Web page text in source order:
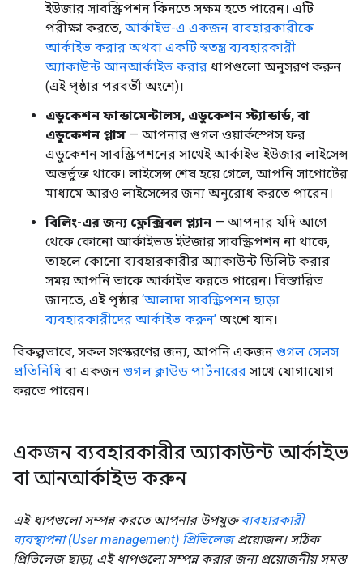
ইউজার সাবস্ক্রিপশন কিনতে সক্ষম হতে পারেন। এটি
পরীক্ষা করতে, আর্কাইভ-এ একজন ব্যবহারকারীকে
আর্কাইভ করার অথবা একটি স্বতন্ত্র ব্যবহারকারী
অ্যাকাউন্ট আনআর্কাইভ করার ধাপগুলো অনুসরণ করুন
(এই পৃষ্ঠার পরবর্তী অংশে)।
এডুকেশন ফান্ডামেন্টালস, এডুকেশন স্ট্যান্ডার্ড, বা
এডুকেশন প্লাস — আপনার গুগল ওয়ার্কস্পেস ফর
এডুকেশন সাবস্ক্রিপশনের সাথেই আর্কাইভ ইউজার লাইসেন্স
অন্তর্ভুক্ত থাকে। লাইসেন্স শেষ হয়ে গেলে, আপনি সাপোর্টের
মাধ্যমে আরও লাইসেন্সের জন্য অনুরোধ করতে পারেন।
বিলিং-এর জন্য ফ্লেক্সিবল প্ল্যান — আপনার যদি আগে
থেকে কোনো আর্কাইভড ইউজার সাবস্ক্রিপশন না থাকে,
তাহলে কোনো ব্যবহারকারীর অ্যাকাউন্ট ডিলিট করার
সময় আপনি তাকে আর্কাইভ করতে পারেন। বিস্তারিত
জানতে, এই পৃষ্ঠার ‘আলাদা সাবস্ক্রিপশন ছাড়া
ব্যবহারকারীদের আর্কাইভ করুন’ অংশে যান।
বিকল্পভাবে, সকল সংস্করণের জন্য, আপনি একজন গুগল সেলস
প্রতিনিধি বা একজন গুগল ক্লাউড পার্টনারের সাথে যোগাযোগ
করতে পারেন।
একজন ব্যবহারকারীর অ্যাকাউন্ট আর্কাইভ
বা আনআর্কাইভ করুন
এই ধাপগুলো সম্পন্ন করতে আপনার উপযুক্তব্যবহারকারী
ব্যবস্থাপনা (User management) প্রিভিলেজপ্রয়োজন। সঠিক
প্রিভিলেজ ছাড়া, এই ধাপগুলো সম্পন্ন করার জন্য প্রয়োজনীয় সমস্ত